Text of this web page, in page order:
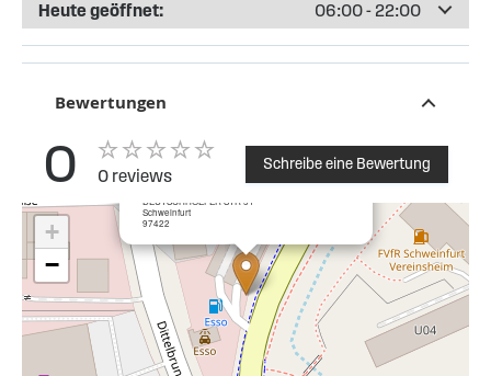
Heute geöffnet: 06:00 - 22:00
Bewertungen
0 0 reviews
Schreibe eine Bewertung
DEUTSCHHOEFER STR 51
Schweinfurt
97422
×
+
−